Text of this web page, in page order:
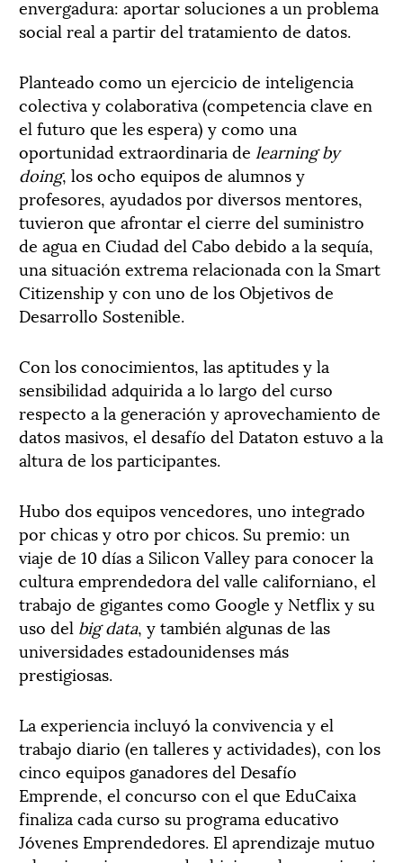
envergadura: aportar soluciones a un problema
social real a partir del tratamiento de datos.
Planteado como un ejercicio de inteligencia
colectiva y colaborativa (competencia clave en
el futuro que les espera) y como una
oportunidad extraordinaria de learning by
doing, los ocho equipos de alumnos y
profesores, ayudados por diversos mentores,
tuvieron que afrontar el cierre del suministro
de agua en Ciudad del Cabo debido a la sequía,
una situación extrema relacionada con la Smart
Citizenship y con uno de los Objetivos de
Desarrollo Sostenible.
Con los conocimientos, las aptitudes y la
sensibilidad adquirida a lo largo del curso
respecto a la generación y aprovechamiento de
datos masivos, el desafío del Dataton estuvo a la
altura de los participantes.
Hubo dos equipos vencedores, uno integrado
por chicas y otro por chicos. Su premio: un
viaje de 10 días a Silicon Valley para conocer la
cultura emprendedora del valle californiano, el
trabajo de gigantes como Google y Netflix y su
uso del big data, y también algunas de las
universidades estadounidenses más
prestigiosas.
La experiencia incluyó la convivencia y el
trabajo diario (en talleres y actividades), con los
cinco equipos ganadores del Desafío
Emprende, el concurso con el que EduCaixa
finaliza cada curso su programa educativo
Jóvenes Emprendedores. El aprendizaje mutuo